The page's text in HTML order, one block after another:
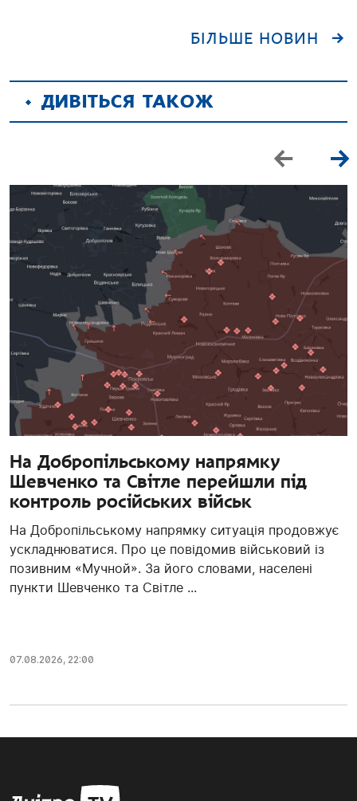
БІЛЬШЕ НОВИН
ДИВІТЬСЯ ТАКОЖ
На Добропільському напрямку
Шевченко та Світле перейшли під
контроль російських військ
На Добропільському напрямку ситуація продовжує
ускладнюватися. Про це повідомив військовий із
позивним «Мучной». За його словами, населені
пункти Шевченко та Світле ...
07.08.2026, 22:00